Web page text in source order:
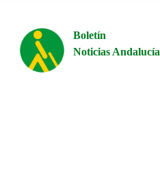
Boletín
Noticias Andalucía